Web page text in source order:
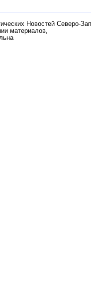
Новостей Северо-
материалов,